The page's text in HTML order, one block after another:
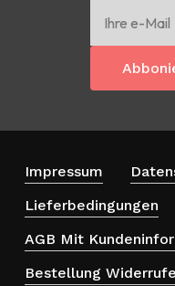
Impressum
Lieferbedingungen
AGB Mit
Bestellung